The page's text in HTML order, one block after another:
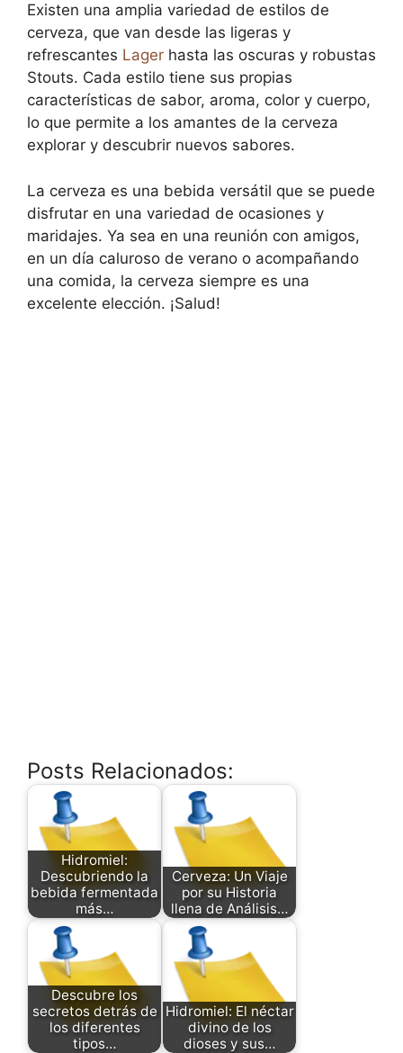
Existen una amplia variedad de estilos de
cerveza, que van desde las ligeras y
refrescantes Lager hasta las oscuras y robustas
Stouts. Cada estilo tiene sus propias
características de sabor, aroma, color y cuerpo,
lo que permite a los amantes de la cerveza
explorar y descubrir nuevos sabores.
La cerveza es una bebida versátil que se puede
disfrutar en una variedad de ocasiones y
maridajes. Ya sea en una reunión con amigos,
en un día caluroso de verano o acompañando
una comida, la cerveza siempre es una
excelente elección. ¡Salud!
Posts Relacionados:
Hidromiel:
Descubriendo la
bebida fermentada
más…
Cerveza: Un Viaje
por su Historia
llena de Análisis…
Descubre los
secretos detrás de
los diferentes
tipos…
Hidromiel: El néctar
divino de los
dioses y sus…